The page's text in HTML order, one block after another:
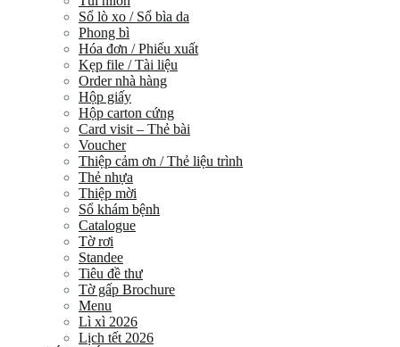
Sổ lò xo / Sổ bìa da
Phong bì
Hóa đơn / Phiếu xuất
Kẹp file / Tài liệu
Order nhà hàng
Hộp giấy
Hộp carton cứng
Card visit – Thẻ bài
Voucher
Thiệp cảm ơn / Thẻ liệu trình
Thẻ nhựa
Thiệp mời
Sổ khám bệnh
Catalogue
Tờ rơi
Standee
Tiêu đề thư
Tờ gấp Brochure
Menu
Lì xì 2026
Lịch tết 2026